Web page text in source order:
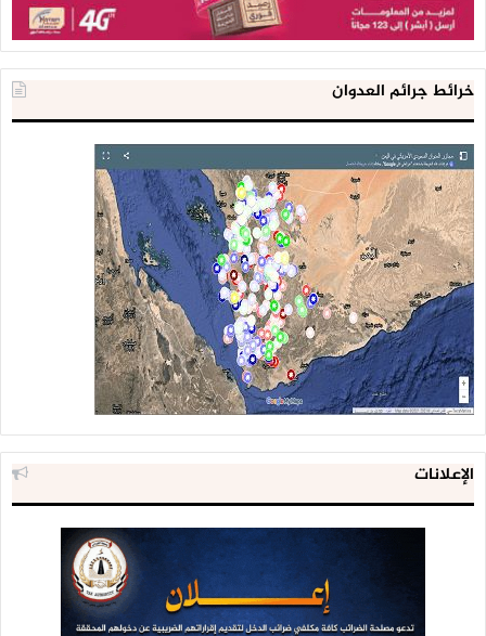
خرائط جرائم العدوان
الإعلانات